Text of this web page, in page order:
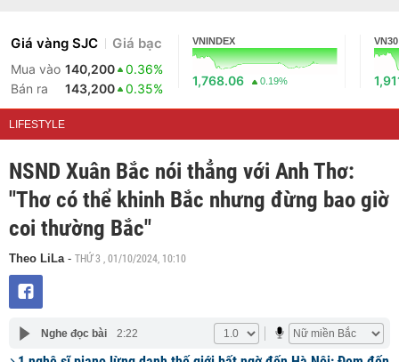
Giá vàng SJC Giá bạc
Mua vào 140,200
0.36%
Bán ra
143,200 0.35%
VNINDEX
1,768.06 0.19%
VN30
LIFESTYLE
NSND Xuân Bắc nói thẳng với Anh Thơ:
"Thơ có thể khinh Bắc nhưng đừng bao giờ
coi thường Bắc"
Theo LiLa- THỨ 3 , 01/10/2024, 10:10
Nghe đọc bài 2:22